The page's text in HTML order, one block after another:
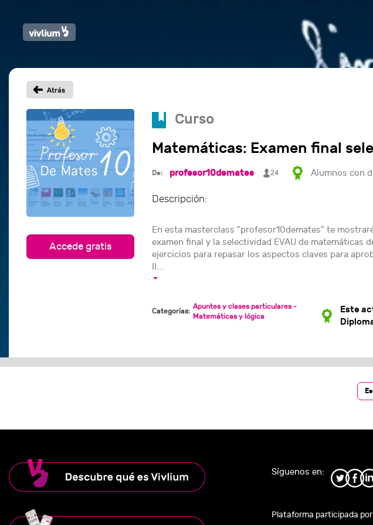
Accede gratis
Curso
Matemáticas: Examen final
De: profesor10demates 24 Alumnos con
Descripción:
En esta masterclass "profesor10demates" te
examen final y la selectividad EVAU de matemáticas
ejercicios para repasar los aspectos claves para
II...
Categorías:
Apuntes y clases particulares -
Matemáticas y lógica
Este
Síguenos en:
Plataforma participada por